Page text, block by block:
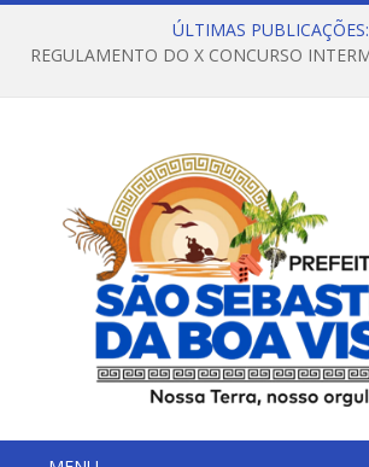
ÚLTIMAS PUBLICAÇÕES: